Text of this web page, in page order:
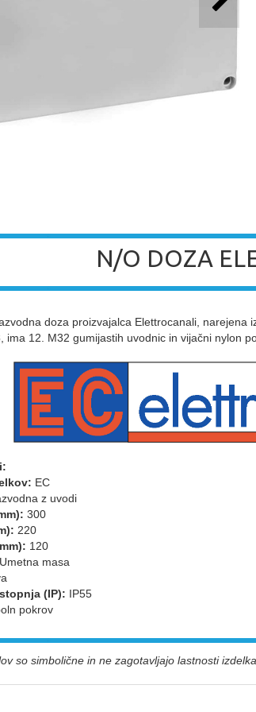
N/O DOZA
doza proizvajalca Elettrocanali,
ima 12. M32 gumijastih uvodnic in vijačni nylon
EC
z uvodi
300
220
120
Umetna masa
(IP): IP55
pokrov
so simbolične in ne zagotavljajo lastnosti izdelka.